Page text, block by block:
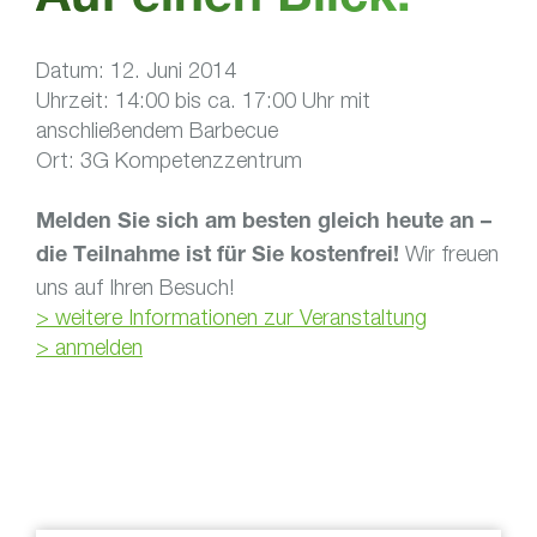
Datum: 12. Juni 2014
Uhrzeit: 14:00 bis ca. 17:00 Uhr mit
anschließendem Barbecue
Ort: 3G Kompetenzzentrum
Melden Sie sich am besten gleich heute an –
die Teilnahme ist für Sie kostenfrei! Wir freuen
uns auf Ihren Besuch!
> weitere Informationen zur Veranstaltung
> anmelden